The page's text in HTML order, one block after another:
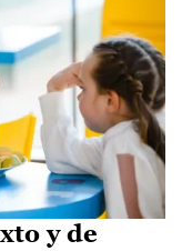
y de